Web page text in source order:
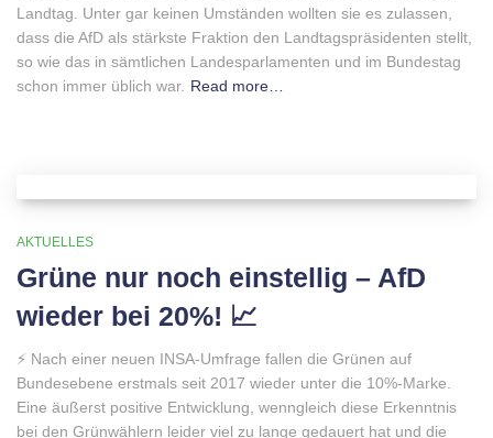
Landtag. Unter gar keinen Umständen wollten sie es zulassen,
dass die AfD als stärkste Fraktion den Landtagspräsidenten stellt,
so wie das in sämtlichen Landesparlamenten und im Bundestag
schon immer üblich war. Read more…
AKTUELLES
Grüne nur noch einstellig – AfD
wieder bei 20%! 📈
⚡️ Nach einer neuen INSA-Umfrage fallen die Grünen auf
Bundesebene erstmals seit 2017 wieder unter die 10%-Marke.
Eine äußerst positive Entwicklung, wenngleich diese Erkenntnis
bei den Grünwählern leider viel zu lange gedauert hat und die